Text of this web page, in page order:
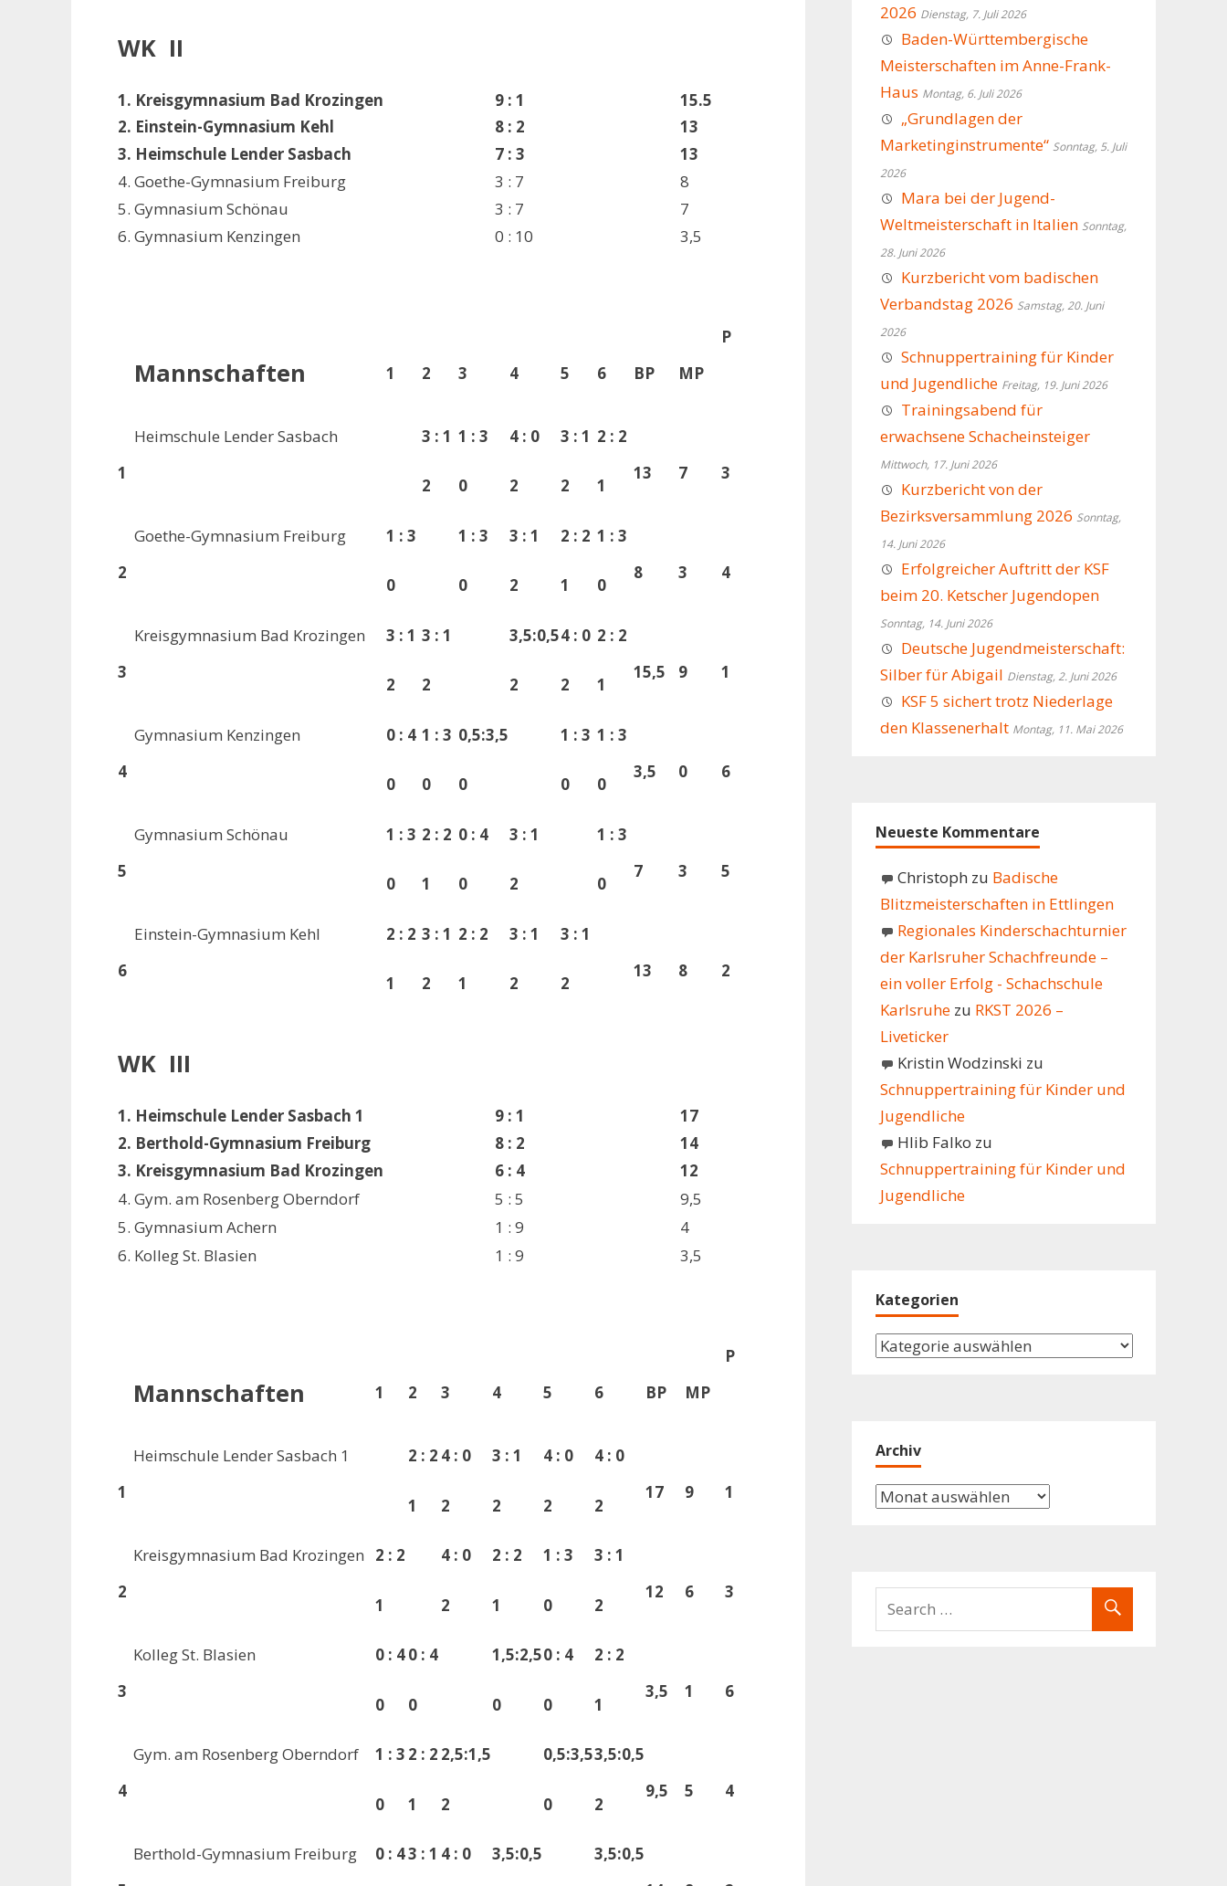
WK II
1. Kreisgymnasium Bad Krozingen 9 : 1
15.5
2. Einstein-Gymnasium Kehl
8 : 2
13
3. Heimschule Lender Sasbach
7 : 3
13
4. Goethe-Gymnasium Freiburg
3 : 7
8
5. Gymnasium Schönau
3 : 7
7
6. Gymnasium Kenzingen
0 : 10 3,5
Mannschaften 1 2 3 4 5 6 BP MP
P
1
Heimschule Lender Sasbach 3 : 1
2
1 : 3
0
4 : 0
2
3 : 1
2
2 : 2
1
13 7 3
2
Goethe-Gymnasium Freiburg 1 : 3
0
1 : 3
0
3 : 1
2
2 : 2
1
1 : 3
0
8 3 4
3
Kreisgymnasium Bad Krozingen 3 : 1
2
3 : 1
2
3,5:0,5
2
4 : 0
2
2 : 2
1
15,5 9 1
4
Gymnasium Kenzingen 0 : 4
0
1 : 3
0
0,5:3,5
0
1 : 3
0
1 : 3
0
3,5 0 6
5
Gymnasium Schönau 1 : 3
0
2 : 2
1
0 : 4
0
3 : 1
2
1 : 3
0
7 3 5
6
Einstein-Gymnasium Kehl 2 : 2
1
3 : 1
2
2 : 2
1
3 : 1
2
3 : 1
2
13 8 2
WK III
1. Heimschule Lender Sasbach 1 9 : 1
17
2. Berthold-Gymnasium Freiburg
8 : 2
14
3. Kreisgymnasium Bad Krozingen
6 : 4
12
4. Gym. am Rosenberg Oberndorf
5 : 5
9,5
5. Gymnasium Achern
1 : 9
4
6. Kolleg St. Blasien
1 : 9 3,5
Mannschaften 1 2 3 4 5 6 BP MP
P
1
Heimschule Lender Sasbach 1 2 : 2
1
4 : 0
2
3 : 1
2
4 : 0
2
4 : 0
2
17 9 1
2
Kreisgymnasium Bad Krozingen 2 : 2
1
4 : 0
2
2 : 2
1
1 : 3
0
3 : 1
2
12 6 3
3
Kolleg St. Blasien 0 : 4
0
0 : 4
0
1,5:2,5
0
0 : 4
0
2 : 2
1
3,5 1 6
4
Gym. am Rosenberg Oberndorf 1 : 3
0
2 : 2
1
2,5:1,5
2
0,5:3,5
0
3,5:0,5
2
9,5 5 4
Berthold-Gymnasium Freiburg 0 : 43 : 1 4 : 0 3,5:0,5
3,5:0,5
2026 Dienstag, 7. Juli 2026
Baden-Württembergische
Meisterschaften im Anne-Frank-
Haus Montag, 6. Juli 2026
„Grundlagen der
Marketinginstrumente“ Sonntag, 5. Juli
2026
Mara bei der Jugend-
Weltmeisterschaft in Italien Sonntag,
28. Juni 2026
Kurzbericht vom badischen
Verbandstag 2026 Samstag, 20. Juni
2026
Schnuppertraining für Kinder
und Jugendliche Freitag, 19. Juni 2026
Trainingsabend für
erwachsene Schacheinsteiger
Mittwoch, 17. Juni 2026
Kurzbericht von der
Bezirksversammlung 2026 Sonntag,
14. Juni 2026
Erfolgreicher Auftritt der KSF
beim 20. Ketscher Jugendopen
Sonntag, 14. Juni 2026
Deutsche Jugendmeisterschaft:
Silber für Abigail Dienstag, 2. Juni 2026
KSF 5 sichert trotz Niederlage
den Klassenerhalt Montag, 11. Mai 2026
Neueste Kommentare
Christoph zu Badische
Blitzmeisterschaften in Ettlingen
Regionales Kinderschachturnier
der Karlsruher Schachfreunde –
ein voller Erfolg - Schachschule
Karlsruhezu RKST 2026 –
Liveticker
Kristin Wodzinski zu
Schnuppertraining für Kinder und
Jugendliche
Hlib Falko zu
Schnuppertraining für Kinder und
Jugendliche
Kategorien
Kategorien
Archiv
Archiv